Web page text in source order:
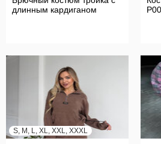
длинным кардиганом
S, M, L, XL, XXL, XXXL